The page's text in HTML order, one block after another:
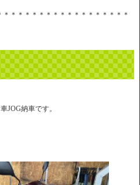
＊＊＊＊＊＊＊＊＊＊＊＊＊＊＊＊＊
JOG納車です。